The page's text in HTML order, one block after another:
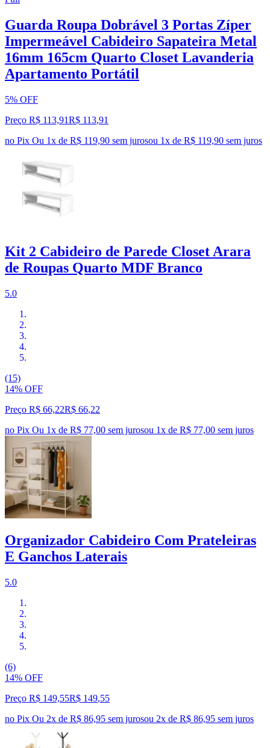
Guarda Roupa Dobrável 3 Portas Zíper
Impermeável Cabideiro Sapateira Metal
16mm 165cm Quarto Closet Lavanderia
Apartamento Portátil
5% OFF
Preço R$ 113,91R$ 113,91
no Pix Ou 1x de R$ 119,90 sem jurosou 1x de R$ 119,90 sem juros
Kit 2 Cabideiro de Parede Closet Arara
de Roupas Quarto MDF Branco
5.0
(15)
14% OFF
Preço R$ 66,22R$ 66,22
no Pix Ou 1x de R$ 77,00 sem jurosou 1x de R$ 77,00 sem juros
Organizador Cabideiro Com Prateleiras
E Ganchos Laterais
5.0
(6)
14% OFF
Preço R$ 149,55R$ 149,55
no Pix Ou 2x de R$ 86,95 sem jurosou 2x de R$ 86,95 sem juros